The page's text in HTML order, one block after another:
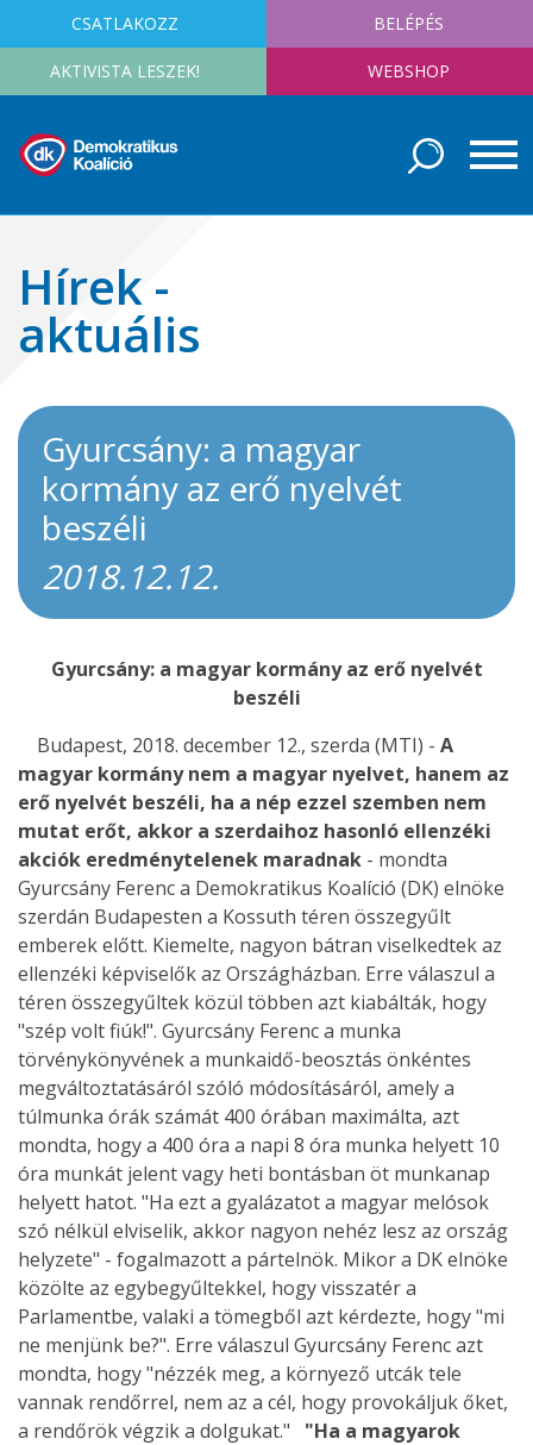
CSATLAKOZZ BELÉPÉS
AKTIVISTA LESZEK! WEBSHOP
Hírek -
aktuális
Gyurcsány: a magyar
kormány az erő nyelvét
beszéli
2018.12.12.
Gyurcsány: a magyar kormány az erő nyelvét
beszéli
Budapest, 2018. december 12., szerda (MTI) - A
magyar kormány nem a magyar nyelvet, hanem az
erő nyelvét beszéli, ha a nép ezzel szemben nem
mutat erőt, akkor a szerdaihoz hasonló ellenzéki
akciók eredménytelenek maradnak - mondta
Gyurcsány Ferenc a Demokratikus Koalíció (DK) elnöke
szerdán Budapesten a Kossuth téren összegyűlt
emberek előtt. Kiemelte, nagyon bátran viselkedtek az
ellenzéki képviselők az Országházban. Erre válaszul a
téren összegyűltek közül többen azt kiabálták, hogy
"szép volt fiúk!". Gyurcsány Ferenc a munka
törvénykönyvének a munkaidő-beosztás önkéntes
megváltoztatásáról szóló módosításáról, amely a
túlmunka órák számát 400 órában maximálta, azt
mondta, hogy a 400 óra a napi 8 óra munka helyett 10
óra munkát jelent vagy heti bontásban öt munkanap
helyett hatot. "Ha ezt a gyalázatot a magyar melósok
szó nélkül elviselik, akkor nagyon nehéz lesz az ország
helyzete" - fogalmazott a pártelnök. Mikor a DK elnöke
közölte az egybegyűltekkel, hogy visszatér a
Parlamentbe, valaki a tömegből azt kérdezte, hogy "mi
ne menjünk be?". Erre válaszul Gyurcsány Ferenc azt
mondta, hogy "nézzék meg, a környező utcák tele
vannak rendőrrel, nem az a cél, hogy provokáljuk őket,
a rendőrök végzik a dolgukat."
"Ha a magyarok